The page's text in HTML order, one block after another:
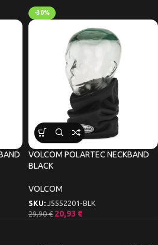
-30%
VOLCOM POLARTEC NECKBAND
BLACK
VOLCOM
SKU: J5552201-BLK
29,90€ 20,93 €